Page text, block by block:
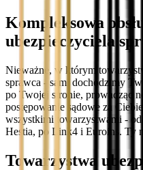
Kompleksowa
ubezpieczyciela
Nieważne, w którym
sprawca - sami dochodzimy
po Twojej stronie, prowadząc
postępowanie sądowe za
wszystkimi towarzystwami -
Hestia, po Link4 i Euroins. Ty
Towarzystwa